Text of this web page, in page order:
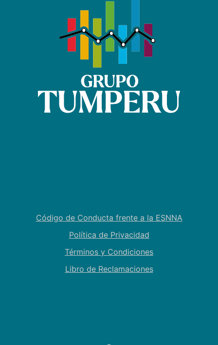
Código de Conducta frente a la ESNNA
Política de Privacidad
Términos y Condiciones
Libro de Reclamaciones